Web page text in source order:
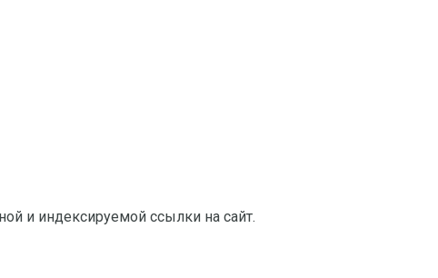
и индексируемой ссылки на сайт.